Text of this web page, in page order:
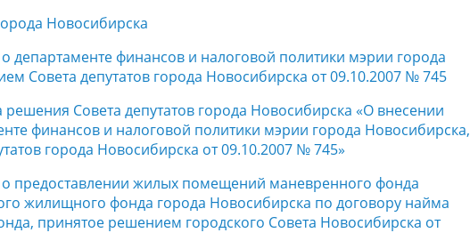
Новосибирска
финансов и налоговой политики мэрии города
Совета депутатов города Новосибирска от 09.10.2007 № 745
Совета депутатов города Новосибирска «О внесении
финансов и налоговой политики мэрии города Новосибирска,
города Новосибирска от 09.10.2007 № 745»
предоставлении жилых помещений маневренного фонда
жилищного фонда города Новосибирска по договору найма
принятое решением городского Совета Новосибирска от